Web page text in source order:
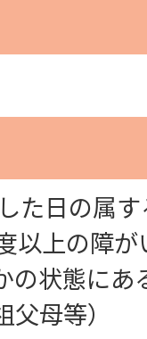
た日の属
以上の障
の状態にあ
母等）